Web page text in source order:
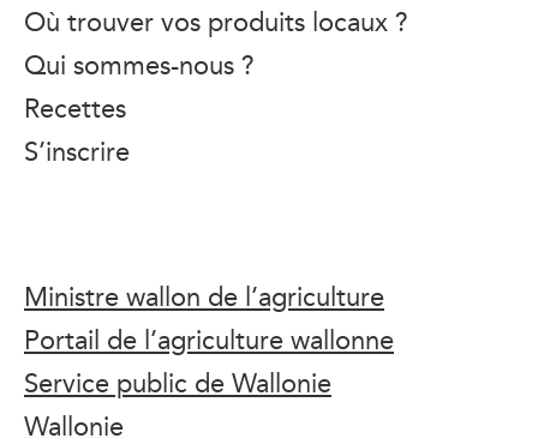
Où trouver vos produits locaux ?
Qui sommes-nous ?
Recettes
S’inscrire
Ministre wallon de l’agriculture
Portail de l’agriculture wallonne
Service public de Wallonie
Wallonie